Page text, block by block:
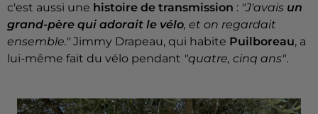
c'est aussi une histoire de transmission : "J'avais un
grand-père qui adorait le vélo, et on regardait
ensemble." Jimmy Drapeau, qui habite Puilboreau, a
lui-même fait du vélo pendant "quatre, cinq ans".